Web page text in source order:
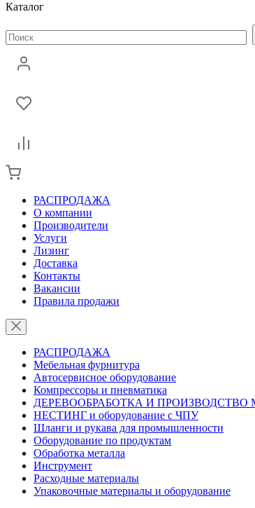
Каталог
РАСПРОДАЖА
О компании
Производители
Услуги
Лизинг
Доставка
Контакты
Вакансии
Правила продажи
РАСПРОДАЖА
Мебельная фурнитура
Автосервисное оборудование
Компрессоры и пневматика
ДЕРЕВООБРАБОТКА И ПРОИЗВОДСТВО
НЕСТИНГ и оборудование с ЧПУ
Шланги и рукава для промышленности
Оборудование по продуктам
Обработка металла
Инструмент
Расходные материалы
Упаковочные материалы и оборудование